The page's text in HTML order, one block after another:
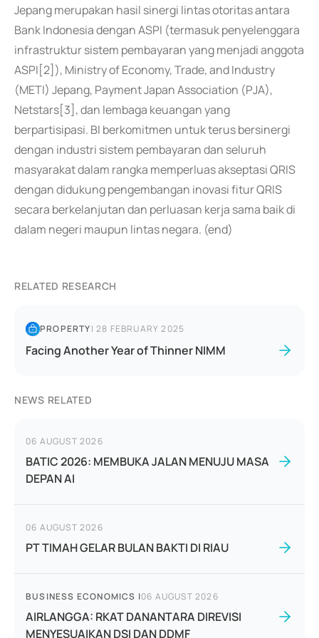
Jepang merupakan hasil sinergi lintas otoritas antara
Bank Indonesia dengan ASPI (termasuk penyelenggara
infrastruktur sistem pembayaran yang menjadi anggota
ASPI[2]), Ministry of Economy, Trade, and Industry
(METI) Jepang, Payment Japan Association (PJA),
Netstars[3], dan lembaga keuangan yang
berpartisipasi. BI berkomitmen untuk terus bersinergi
dengan industri sistem pembayaran dan seluruh
masyarakat dalam rangka memperluas akseptasi QRIS
dengan didukung pengembangan inovasi fitur QRIS
secara berkelanjutan dan perluasan kerja sama baik di
dalam negeri maupun lintas negara. (end)
RELATED RESEARCH
PROPERTY|28 FEBRUARY 2025
Facing Another Year of Thinner NIMM
NEWS RELATED
06 AUGUST 2026
BATIC 2026: MEMBUKA JALAN MENUJU MASA
DEPAN AI
06 AUGUST 2026
PT TIMAH GELAR BULAN BAKTI DI RIAU
BUSINESS ECONOMICS |06 AUGUST 2026
AIRLANGGA: RKAT DANANTARA DIREVISI
MENYESUAIKAN DSI DAN DDMF